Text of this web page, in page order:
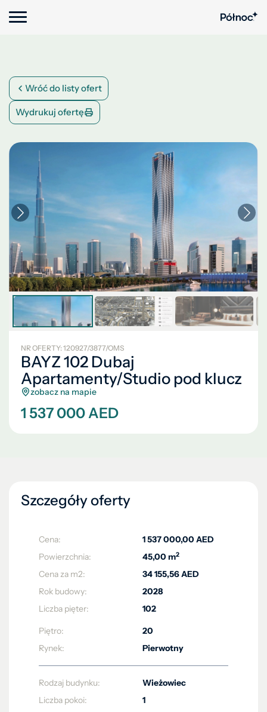
Wróć do listy ofert
Wydrukuj ofertę
NR OFERTY: 120927/3877/OMS
BAYZ 102 Dubaj
Apartamenty/Studio pod klucz
zobacz na mapie
1 537 000 AED
Szczegóły oferty
Cena:
1 537 000,00 AED
Powierzchnia:
45,00 m2
Cena za m2:
34 155,56 AED
Rok budowy:
2028
Liczba pięter:
102
Piętro:
20
Rynek:
Pierwotny
Rodzaj budynku:
Wieżowiec
Liczba pokoi:
1